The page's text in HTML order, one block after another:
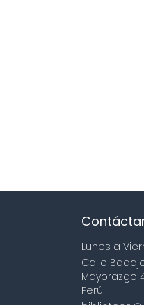
Lunes a
Calle
Mayorazgo
Perú